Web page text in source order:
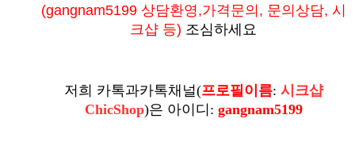
(gangnam5199 상담환영,가격문의, 문의상담, 시
크샵 등) 조심하세요
저희 카톡과카톡채널(프로필이름: 시크샵
ChicShop)은 아이디: gangnam5199